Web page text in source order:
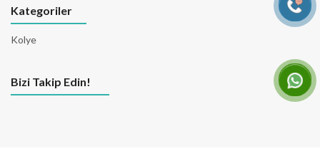
Kategoriler
Kolye
Bizi Takip Edin!